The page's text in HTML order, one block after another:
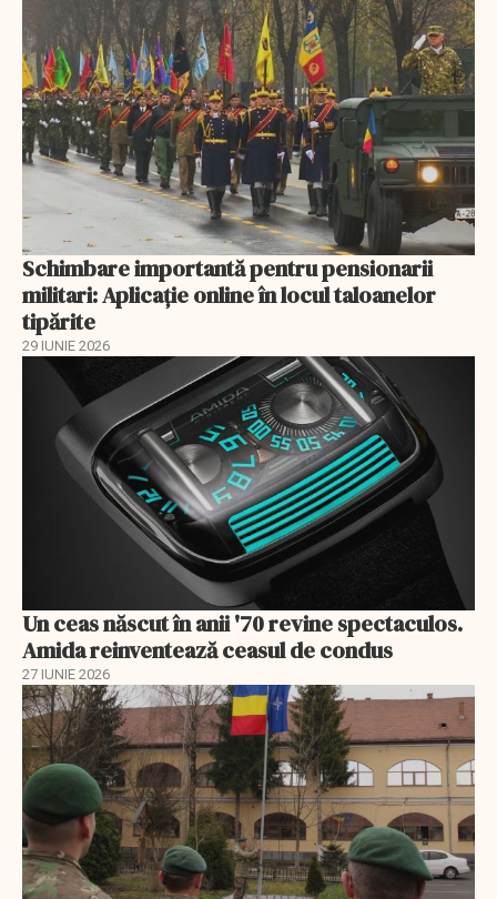
Schimbare importantă pentru pensionarii
militari: Aplicaţie online în locul taloanelor
tipărite
29 IUNIE 2026
Un ceas născut în anii '70 revine spectaculos.
Amida reinventează ceasul de condus
27 IUNIE 2026